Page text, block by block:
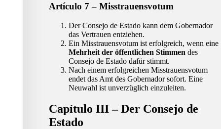
Artículo 7 – Misstrauensvotum
Der Consejo de Estado kann dem Gobernador
das Vertrauen entziehen.
Ein Misstrauensvotum ist erfolgreich, wenn eine
Mehrheit der öffentlichen Stimmen des
Consejo de Estado dafür stimmt.
Nach einem erfolgreichen Misstrauensvotum
endet das Amt des Gobernador sofort. Eine
Neuwahl ist unverzüglich einzuleiten.
Capítulo III – Der Consejo de
Estado